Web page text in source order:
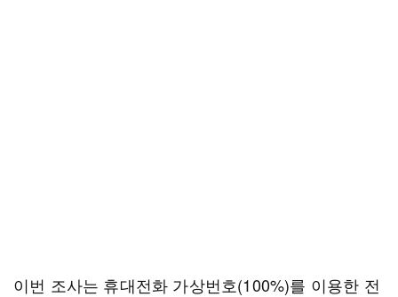
이번 조사는 휴대전화 가상번호(100%)를 이용한 전